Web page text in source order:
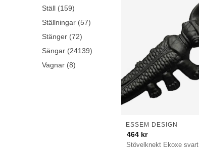
Stövelknekt Ekoxe svart
ESSEM DESIGN
464 kr
Ställ (159)
Ställningar (57)
Stänger (72)
Sängar (24139)
Vagnar (8)